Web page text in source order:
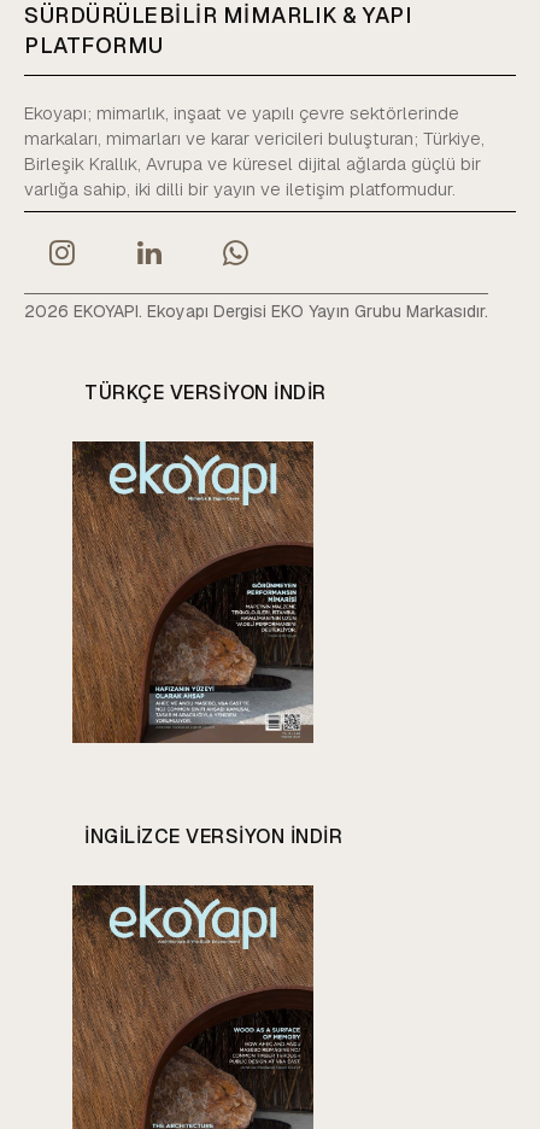
SÜRDÜRÜLEBİLİR MİMARLIK & YAPI
PLATFORMU
Ekoyapı; mimarlık, inşaat ve yapılı çevre sektörlerinde
markaları, mimarları ve karar vericileri buluşturan; Türkiye,
Birleşik Krallık, Avrupa ve küresel dijital ağlarda güçlü bir
varlığa sahip, iki dilli bir yayın ve iletişim platformudur.
2026 EKOYAPI. Ekoyapı Dergisi EKO Yayın Grubu Markasıdır.
TÜRKÇE VERSIYON INDIR
INGILIZCE VERSIYON INDIR